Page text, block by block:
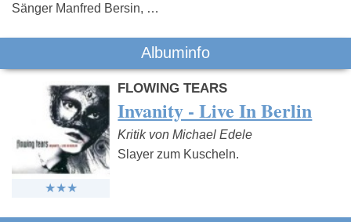
Sänger Manfred Bersin, …
Albuminfo
FLOWING TEARS
Invanity - Live In Berlin
Kritik von Michael Edele
Slayer zum Kuscheln.